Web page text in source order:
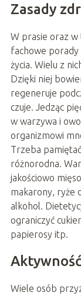
Zasady
W prasie oraz w
fachowe
życia. Wielu z
Dzięki niej
regeneruje
czuje. Jedząc
w warzywa i
organizmowi
Trzeba
różnorodna.
jakościowo
makarony, ryże
alkohol.
ograniczyć
papierosy itp.
Wiele osób